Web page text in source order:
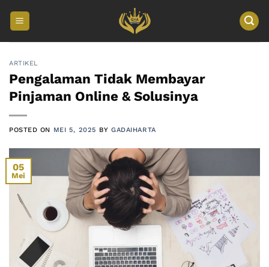
ARTIKEL
Pengalaman Tidak Membayar
Pinjaman Online & Solusinya
POSTED ON MEI 5, 2025 BYGADAIHARTA
05
Mei